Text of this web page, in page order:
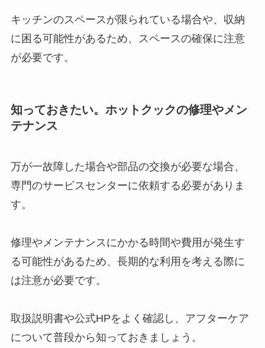
キッチンのスペースが限られている場合や、収納
に困る可能性があるため、スペースの確保に注意
が必要です。
知っておきたい。ホットクックの修理やメン
テナンス
万が一故障した場合や部品の交換が必要な場合、
専門のサービスセンターに依頼する必要がありま
す。
修理やメンテナンスにかかる時間や費用が発生す
る可能性があるため、長期的な利用を考える際に
は注意が必要です。
取扱説明書や公式HPをよく確認し、アフターケア
について普段から知っておきましょう。